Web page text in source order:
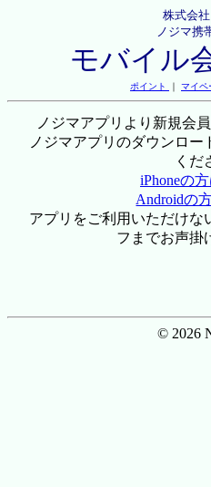
株式会
ノジマ携
モバイル
ポイント ｜ マイペ
ノジマアプリより新規会
ノジマアプリのダウンロ
くだ
iPhoneの
Androidの
アプリをご利用いただけな
フまでお声掛
© 2026